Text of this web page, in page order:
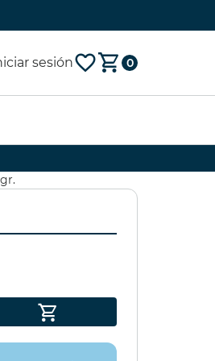
GESSO
LEFRANC&BOURGEOIS
16,60 € (20%)
sesión 0